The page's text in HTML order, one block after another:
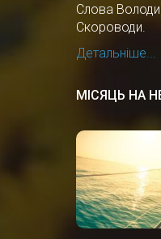
Слова
Скороводи.
Детальніше...
МІСЯЦЬ НА